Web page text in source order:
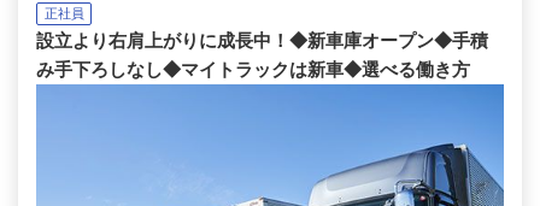
正社員
設立より右肩上がりに成長中！◆新車庫オープン◆手積
み手下ろしなし◆マイトラックは新車◆選べる働き方